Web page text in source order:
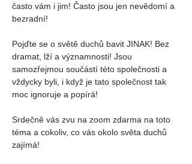
často vám i jim! Často jsou jen nevědomí a
bezradní!
Pojďte se o světě duchů bavit JINAK! Bez
dramat, lží a významnosti! Jsou
samozřejmou součástí této společnosti a
vždycky byli, i když je tato společnost tak
moc ignoruje a popírá!
Srdečně vás zvu na zoom zdarma na toto
téma a cokoliv, co vás okolo světa duchů
zajímá!